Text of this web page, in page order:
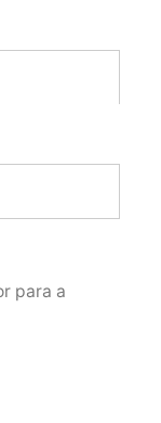
para a